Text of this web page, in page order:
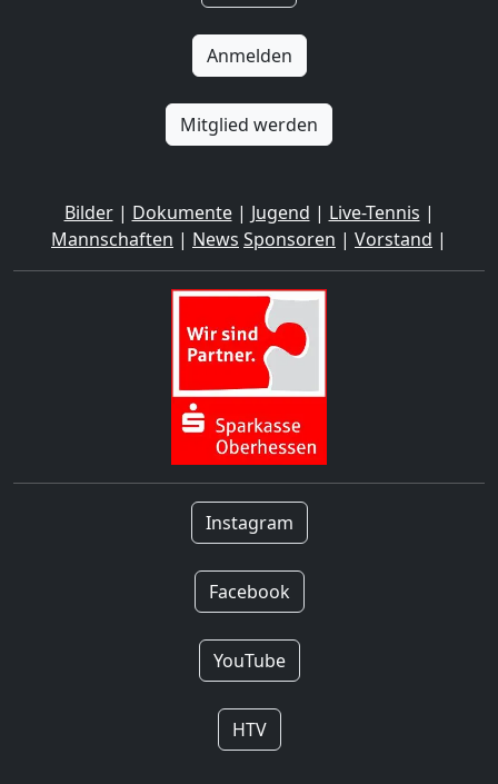
Anmelden
Mitglied werden
Bilder| Dokumente| Jugend | Live-Tennis |
Mannschaften | News Sponsoren | Vorstand |
Instagram
Facebook
YouTube
HTV